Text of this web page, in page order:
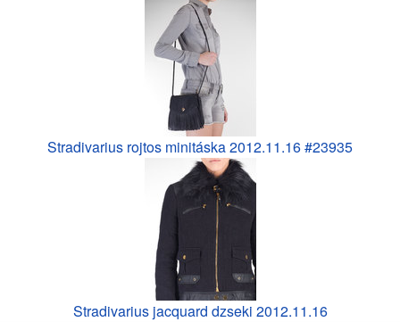
Stradivarius rojtos minitáska 2012.11.16 #23935
Stradivarius jacquard dzseki 2012.11.16